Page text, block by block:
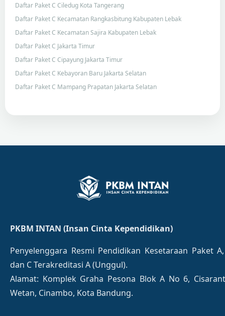
Daftar Paket C Ciledug Kota Tangerang
Daftar Paket C Kecamatan Rangkasbitung Kabupaten Lebak
Daftar Paket C Kecamatan Sajira Kabupaten Lebak
Daftar Paket C Jakarta Timur
Daftar Paket C Cipayung Jakarta Timur
Daftar Paket C Kebayoran Baru Jakarta Selatan
Daftar Paket C Mampang Prapatan Jakarta Selatan
PKBM INTAN (Insan Cinta Kependidikan)
Penyelenggara Resmi Pendidikan Kesetaraan Paket
dan C Terakreditasi A (Unggul).
Alamat: Komplek Graha Pesona Blok A No 6,
Wetan, Cinambo, Kota Bandung.